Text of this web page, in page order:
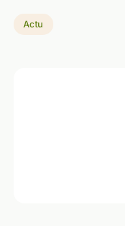
Actu